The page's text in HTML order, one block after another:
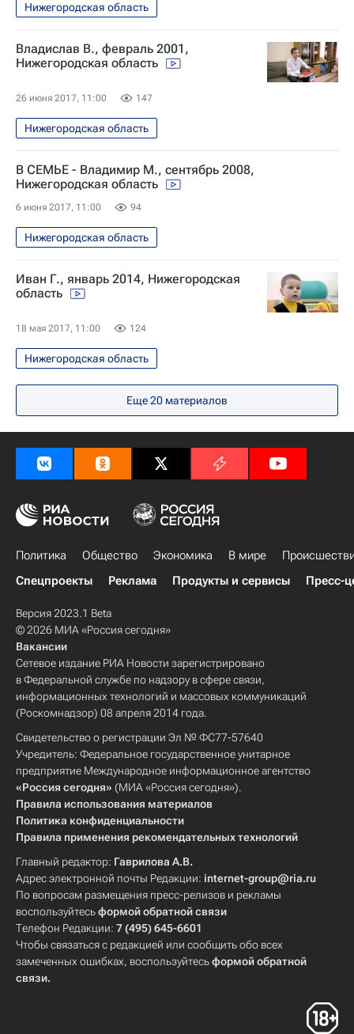
Нижегородская область
Владислав В., февраль 2001,
Нижегородская область
26 июня 2017, 11:00 147
Нижегородская область
В СЕМЬЕ - Владимир М., сентябрь 2008,
Нижегородская область
6 июня 2017, 11:00 94
Нижегородская область
Иван Г., январь 2014, Нижегородская
область
18 мая 2017, 11:00 124
Нижегородская область
Еще20 материалов
Политика Общество Экономика В мире
Спецпроекты
Реклама Продукты и сервисы Пресс-
Версия 2023.1 Beta
© 2026 МИА «Россия сегодня»
Вакансии
Сетевое издание РИА Новости зарегистрировано
в Федеральной службе по надзору в сфере связи,
информационных технологий и массовых коммуникаций
(Роскомнадзор) 08 апреля 2014 года.
Свидетельство о регистрации Эл № ФС77-57640
Учредитель: Федеральное государственное унитарное
предприятие Международное информационное агентство
«Россия сегодня» (МИА «Россия сегодня»).
Правила использования материалов
Политика конфиденциальности
Правила применения рекомендательных технологий
Главный редактор: Гаврилова А.В.
Адрес электронной почты Редакции: internet-group@ria.ru
По вопросам размещения пресс-релизов и рекламы
воспользуйтесьформой обратной связи
Телефон Редакции: 7 (495) 645-6601
Чтобы связаться с редакцией или сообщить обо всех
замеченных ошибках, воспользуйтесьформой обратной
связи.